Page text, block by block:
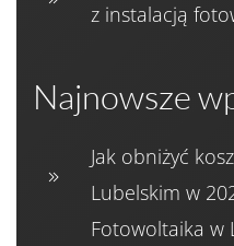
z instalacją
Najnowsze
Jak obniżyć
Lubelskim w
Fotowoltaika w